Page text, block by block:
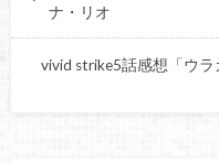
ナ・リオ
vivid strike5話感想「ウ